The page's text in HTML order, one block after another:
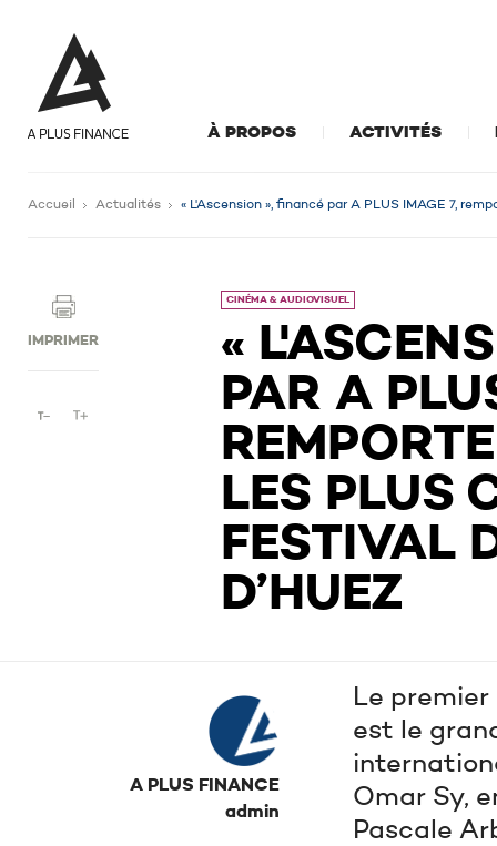
À PROPOS ACTIVITÉS
Accueil Actualités « L'Ascension », financé par A PLUS IMAGE 7,
IMPRIMER
CINÉMA & AUDIOVISUEL
«
PAR A
LES PLUS
FESTIVAL
D’HUEZ
A PLUS FINANCE
admin
Le
est le
Omar Sy,
Pascale